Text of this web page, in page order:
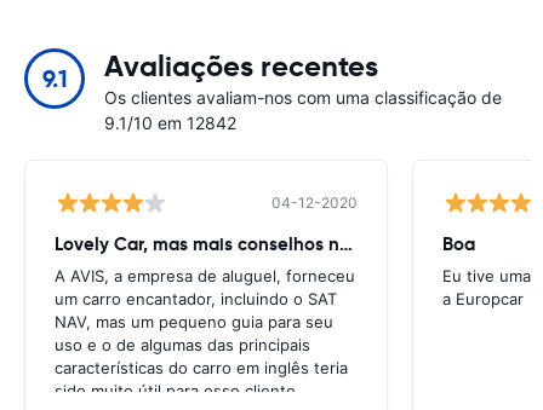
9.1 Avaliações recentes
Os clientes avaliam-nos com uma classificação de
9.1/10 em 12842
04-12-2020
Lovely Car, mas mais conselhos necessários
A AVIS, a empresa de aluguel, forneceu
um carro encantador, incluindo o SAT
NAV, mas um pequeno guia para seu
uso e o de algumas das principais
características do carro em inglês teria
sido muito útil para esse cliente.
Boa
Eu tive uma
a Europcar